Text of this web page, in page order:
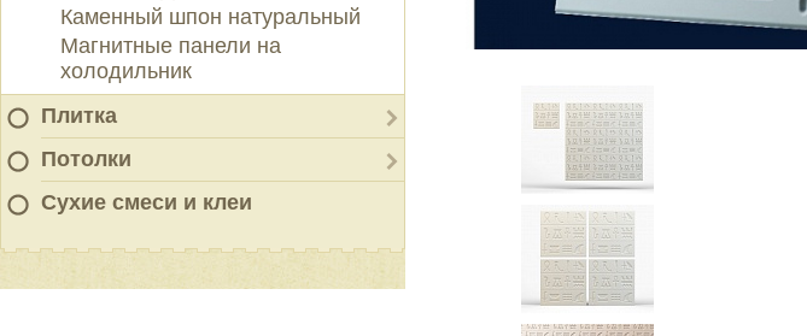
Каменный шпон натуральный
Магнитные панели на
холодильник
Плитка
Потолки
Сухие смеси и клеи